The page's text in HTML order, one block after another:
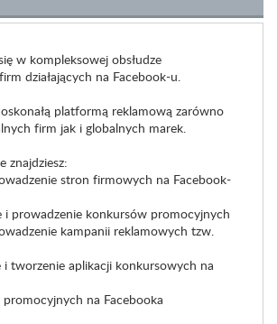
w kompleksowej obsłudze
działających na Facebook-u.
platformą reklamową zarówno
firm jak i globalnych marek.
znajdziesz:
stron firmowych na Facebook-
i prowadzenie konkursów promocyjnych
kampanii reklamowych tzw.
tworzenie aplikacji konkursowych na
na Facebooka